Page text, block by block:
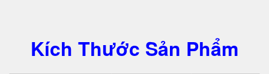
Kích Thước Sản Phẩm